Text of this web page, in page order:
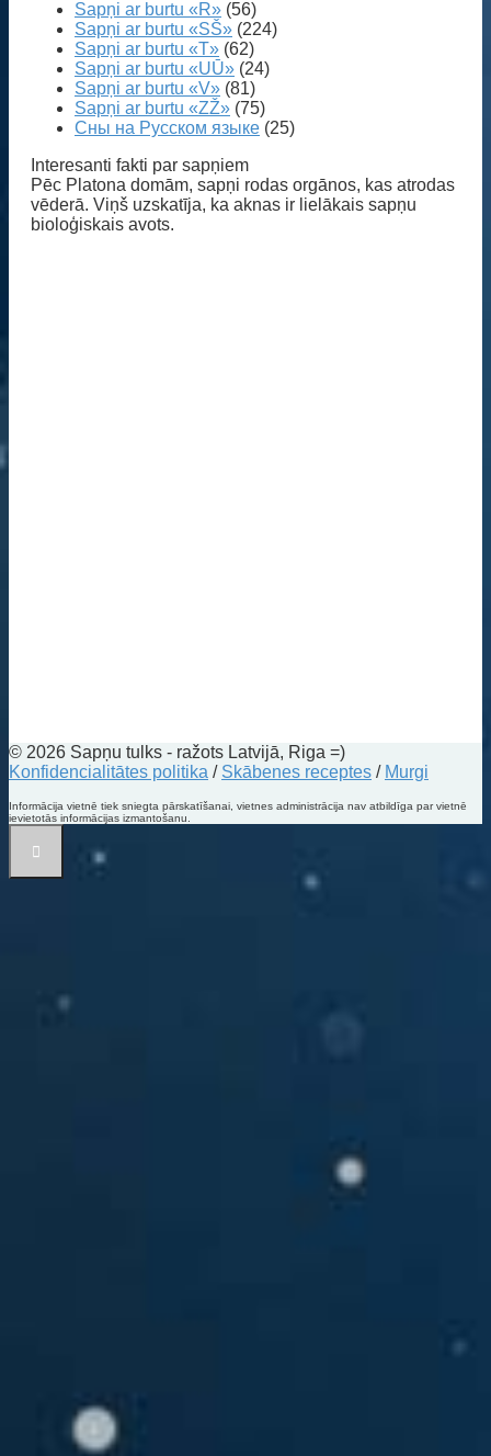
Sapņi ar burtu «R» (56)
Sapņi ar burtu «SŠ» (224)
Sapņi ar burtu «T» (62)
Sapņi ar burtu «UŪ» (24)
Sapņi ar burtu «V» (81)
Sapņi ar burtu «ZŽ» (75)
Сны на Русском языке (25)
Interesanti fakti par sapņiem
Pēc Platona domām, sapņi rodas orgānos, kas atrodas
vēderā. Viņš uzskatīja, ka aknas ir lielākais sapņu
bioloģiskais avots.
© 2026 Sapņu tulks - ražots Latvijā, Riga =)
Konfidencialitātes politika / Skābenes receptes / Murgi
Informācija vietnē tiek sniegta pārskatīšanai, vietnes administrācija nav atbildīga par vietnē
ievietotās informācijas izmantošanu.